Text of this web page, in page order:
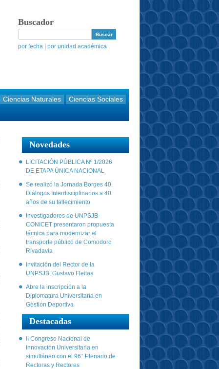
Buscador
por fecha por unidad académica
Ciencias Naturales
Ciencias Sociales
Novedades
LICITACIÓN PÚBLICA Nº 1/2026
DE ETAPA ÚNICA NACIONAL
Se realizó la Jornada Borges 40.
Diálogos Interdisciplinarios a 40
años de su fallecimiento
Investigadores de UNPSJB-
CONICET presentaron propuesta
técnica para modernizar el
transporte público de Comodoro
Rivadavia
Invitación del Rector de la
UNPSJB, Gustavo Fleitas
Abre la inscripción a la
Diplomatura Universitaria en
Gestión Deportiva
Destacadas
II Congreso Nacional de
Innovación Universitaria en
simultáneo con el 96° Plenario de
Rectoras y Rectores